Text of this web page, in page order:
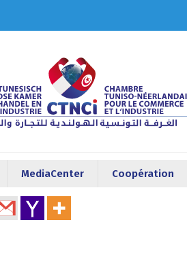
MediaCenter Coopération